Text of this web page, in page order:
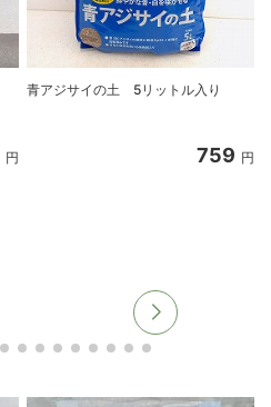
円
青アジサイの土 5リットル入り
759 円